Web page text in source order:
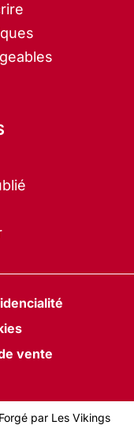
vente
Forgé par Les Vikings